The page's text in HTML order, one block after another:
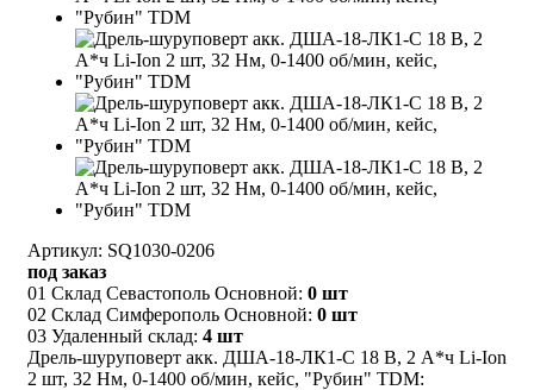
Артикул: SQ1030-0206
под заказ
01 Склад Севастополь Основной: 0 шт
02 Склад Симферополь Основной: 0 шт
03 Удаленный склад: 4 шт
Дрель-шуруповерт акк. ДША-18-ЛК1-С 18 В, 2 А*ч Li-Ion
2 шт, 32 Нм, 0-1400 об/мин, кейс, "Рубин" TDM: